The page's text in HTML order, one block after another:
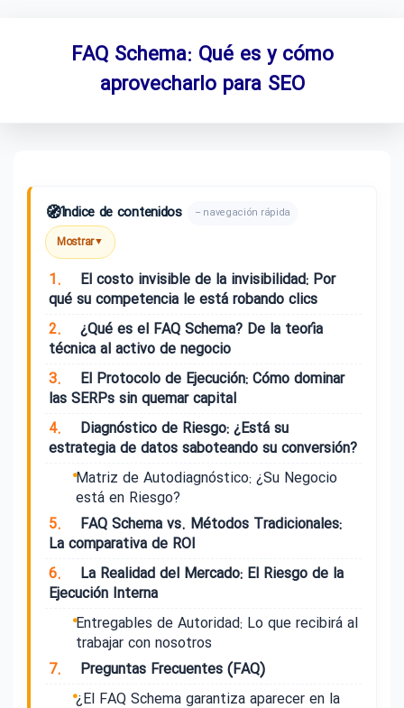
FAQ Schema: Qué es y cómo
aprovecharlo para SEO
🧭Índice de contenidos – navegación rápida
Mostrar▼
1.
El costo invisible de la invisibilidad: Por
qué su competencia le está robando clics
2.
¿Qué es el FAQ Schema? De la teoría
técnica al activo de negocio
3.
El Protocolo de Ejecución: Cómo dominar
las SERPs sin quemar capital
4.
Diagnóstico de Riesgo: ¿Está su
estrategia de datos saboteando su conversión?
Matriz de Autodiagnóstico: ¿Su Negocio
está en Riesgo?
5.
FAQ Schema vs. Métodos Tradicionales:
La comparativa de ROI
6.
La Realidad del Mercado: El Riesgo de la
Ejecución Interna
Entregables de Autoridad: Lo que recibirá al
trabajar con nosotros
7.
Preguntas Frecuentes (FAQ)
¿El FAQ Schema garantiza aparecer en la